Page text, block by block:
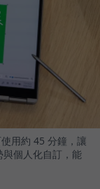
用約 45 分鐘，讓
個人化自訂，能